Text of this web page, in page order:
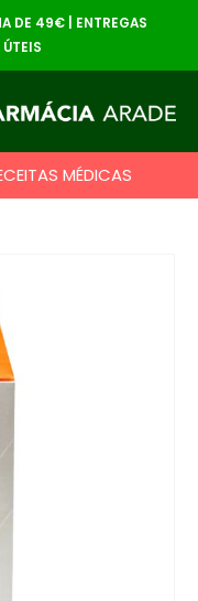
DE 49€ | ENTREGAS
MÉDICAS